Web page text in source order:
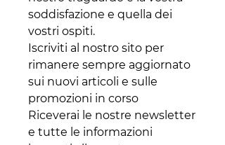
soddisfazione e quella dei
vostri ospiti.
Iscriviti al nostro sito per
rimanere sempre aggiornato
sui nuovi articoli e sulle
promozioni in corso
Riceverai le nostre newsletter
e tutte le informazioni